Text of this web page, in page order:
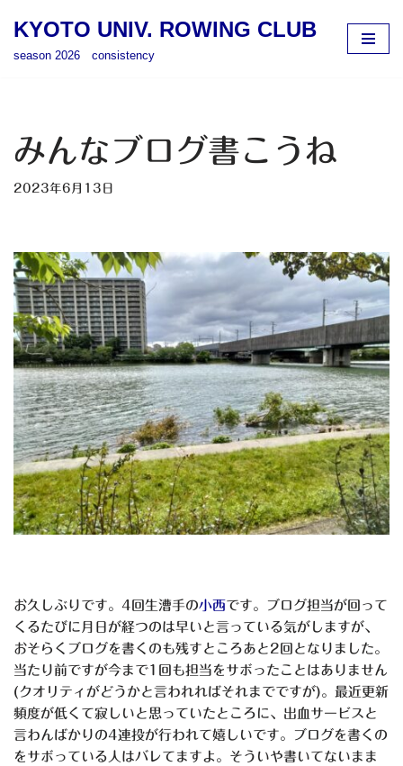
ツ
へ
KYOTO UNIV. ROWING CLUB
season 2026 consistency
みんなブログ書こうね
2023年6月13日
お久しぶりです。4回生漕手の小西です。ブログ担当が回って
くるたびに月日が経つのは早いと言っている気がしますが、
おそらくブログを書くのも残すところあと2回となりました。
当たり前ですが今まで1回も担当をサボったことはありません
(クオリティがどうかと言われればそれまでですが)。最近更新
頻度が低くて寂しいと思っていたところに、出血サービスと
言わんばかりの4連投が行われて嬉しいです。ブログを書くの
をサボっている人はバレてますよ。そういや書いてないまま